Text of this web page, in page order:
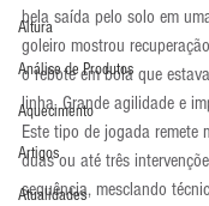
Altura
Análise de Produtos
Aquecimento
Artigos
Atualidades
bela saída pelo solo em
goleiro mostrou
o rebote em bola que
linha. Grande agilidade e
Este tipo de jogada remete
duas ou até três
sequência, mesclando